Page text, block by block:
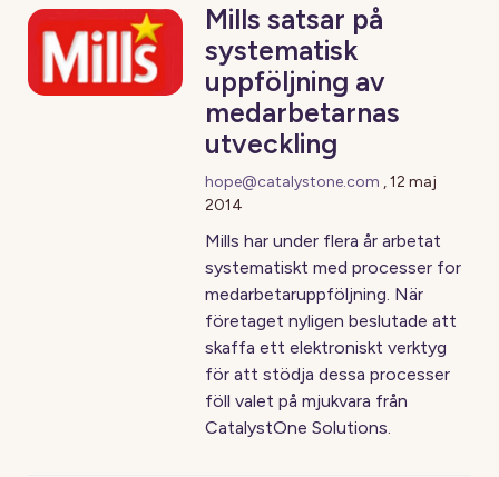
Mills satsar på
systematisk
uppföljning av
medarbetarnas
utveckling
hope@catalystone.com ,12 maj
2014
Mills har under flera år arbetat
systematiskt med processer for
medarbetaruppföljning. När
företaget nyligen beslutade att
skaffa ett elektroniskt verktyg
för att stödja dessa processer
föll valet på mjukvara från
CatalystOne Solutions.